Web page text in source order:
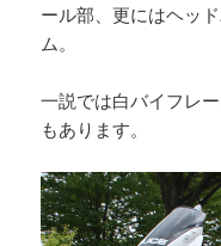
ール部、更にはヘッ
ム。
一説では白バイフレ
もあります。